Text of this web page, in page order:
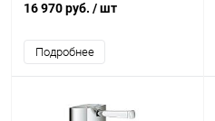
16 970 руб. / шт
Подробнее